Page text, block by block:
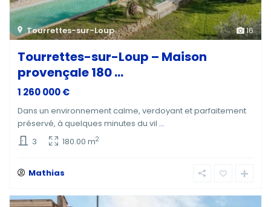
16
Tourrettes-sur-Loup
Tourrettes-sur-Loup – Maison
provençale 180 ...
1 260 000 €
Dans un environnement calme, verdoyant et parfaitement
préservé, à quelques minutes du vil ...
3
180.00 m2
Mathias